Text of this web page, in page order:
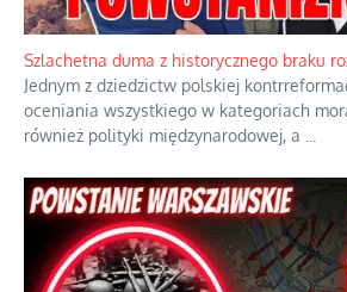
Szlachetna duma z historycznego braku
Jednym z dziedzictw polskiej
oceniania wszystkiego w kategoriach
również polityki międzynarodowej, a